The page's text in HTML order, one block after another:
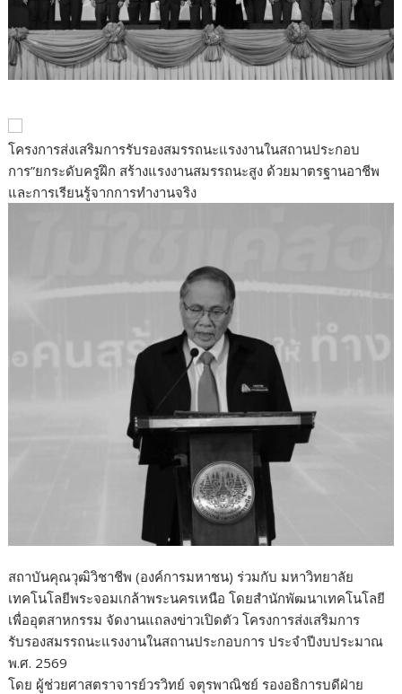
โครงการส่งเสริมการรับรองสมรรถนะแรงงานในสถานประกอบ
การ”ยกระดับครูฝึก สร้างแรงงานสมรรถนะสูง ด้วยมาตรฐานอาชีพ
และการเรียนรู้จากการทำงานจริง
สถาบันคุณวุฒิวิชาชีพ (องค์การมหาชน) ร่วมกับ มหาวิทยาลัย
เทคโนโลยีพระจอมเกล้าพระนครเหนือ โดยสำนักพัฒนาเทคโนโลยี
เพื่ออุตสาหกรรม จัดงานแถลงข่าวเปิดตัว โครงการส่งเสริมการ
รับรองสมรรถนะแรงงานในสถานประกอบการ ประจำปีงบประมาณ
พ.ศ. 2569
โดย ผู้ช่วยศาสตราจารย์วรวิทย์ จตุรพาณิชย์ รองอธิการบดีฝ่าย